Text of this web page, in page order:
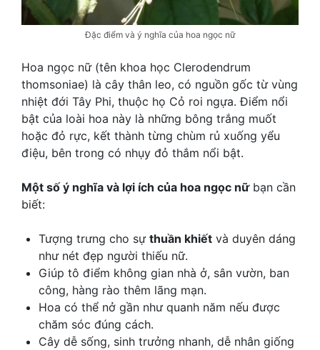
Đặc điểm và ý nghĩa của hoa ngọc nữ
Hoa ngọc nữ (tên khoa học Clerodendrum
thomsoniae) là cây thân leo, có nguồn gốc từ vùng
nhiệt đới Tây Phi, thuộc họ Cỏ roi ngựa. Điểm nổi
bật của loài hoa này là những bông trắng muốt
hoặc đỏ rực, kết thành từng chùm rủ xuống yểu
điệu, bên trong có nhụy đỏ thắm nổi bật.
Một số ý nghĩa và lợi ích của hoa ngọc nữbạn cần
biết:
Tượng trưng cho sự thuần khiết và duyên dáng
như nét đẹp người thiếu nữ.
Giúp tô điểm không gian nhà ở, sân vườn, ban
công, hàng rào thêm lãng mạn.
Hoa có thể nở gần như quanh năm nếu được
chăm sóc đúng cách.
Cây dễ sống, sinh trưởng nhanh, dễ nhân giống